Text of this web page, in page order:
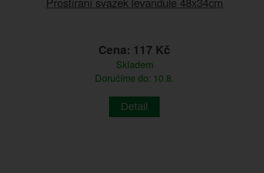
Cena: 117 Kč
Skladem
Doručíme do: 10.8.
Detail